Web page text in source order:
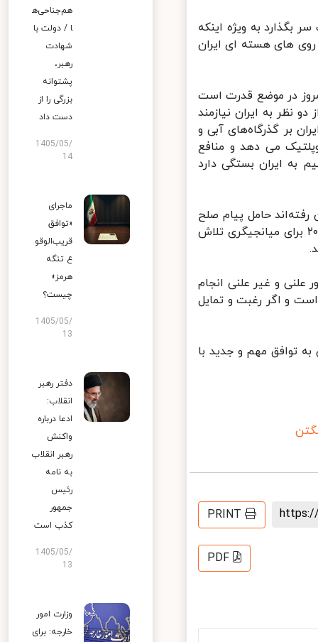
به ویژه اینکه
های هسته ای ایران
در موضع قدرت است
به ایران نیازمند
بر گذرگاه‌های آبی و
می دهد و منافع
ایران بستگی دارد
حامل پیام صلح
از سوی آمریکا بودند و چه بسا قطری ها اکنون همانند عمانی ها در سال ۲۰۱۵ برای میانجیگری تلاش
و غیر علنی انجام
و اگر رغبت و تمایل
توافق مهم و جدید با
PRINT
PDF
هم‌جناحی‌ه
ا / دولت با
شهادت
رهبر،
پشتوانه
بزرگی را از
دست داد
1405/05/
14
ماجرای
«توافق
قریب‌الوقو
ع تنگه
هرمز»
چیست؟
1405/05/
13
دفتر رهبر
انقلاب:
ادعا درباره
واکنش
رهبر انقلاب
به نامه
رئیس
جمهور
کذب است
1405/05/
13
وزارت امور
خارجه: برای